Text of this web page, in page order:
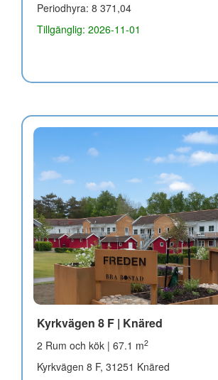
Periodhyra: 8 371,04
Tillgänglig: 2026-11-01
Kyrkvägen 8 F | Knäred
2 Rum och kök | 67.1 m2
Kyrkvägen 8 F, 31251 Knäred